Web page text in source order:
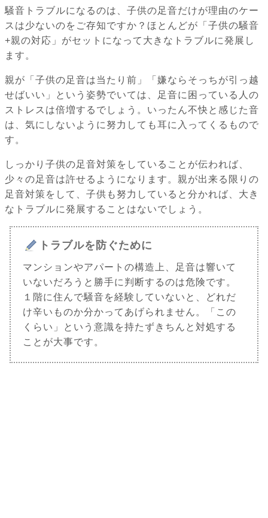
騒音トラブルになるのは、子供の足音だけが理由のケー
スは少ないのをご存知ですか？ほとんどが「子供の騒音
+親の対応」がセットになって大きなトラブルに発展し
ます。
親が「子供の足音は当たり前」「嫌ならそっちが引っ越
せばいい」という姿勢でいては、足音に困っている人の
ストレスは倍増するでしょう。いったん不快と感じた音
は、気にしないように努力しても耳に入ってくるもので
す。
しっかり子供の足音対策をしていることが伝われば、
少々の足音は許せるようになります。親が出来る限りの
足音対策をして、子供も努力していると分かれば、大き
なトラブルに発展することはないでしょう。
トラブルを防ぐために
マンションやアパートの構造上、足音は響いて
いないだろうと勝手に判断するのは危険です。
１階に住んで騒音を経験していないと、どれだ
け辛いものか分かってあげられません。「この
くらい」という意識を持たずきちんと対処する
ことが大事です。